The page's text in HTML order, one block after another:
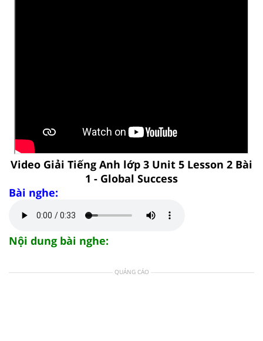
Video Giải Tiếng Anh lớp 3 Unit 5 Lesson 2 Bài
1 - Global Success
Bài nghe:
Nội dung bài nghe:
QUẢNG CÁO